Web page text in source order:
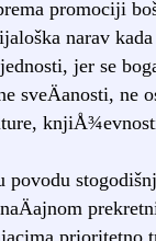
promociji
narav
jer se
sveÄanosti,